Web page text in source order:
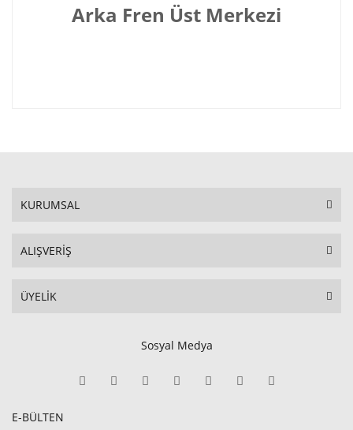
Arka Fren Üst Merkezi
KURUMSAL
ALIŞVERİŞ
ÜYELİK
Sosyal Medya
E-BÜLTEN